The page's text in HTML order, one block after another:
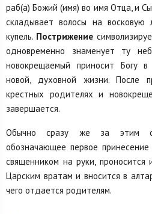
раб(а) Божий (имя) во имя Отца, и
складывает волосы на
купель. Пострижение
одновременно знаменует ту
новокрещаемый приносит Богу
новой, духовной жизни. После
крестных родителях и
завершается.
Обычно сразу же за этим
обозначающее первое
священником на руки,
Царским вратам и вносится в
чего отдается родителям.